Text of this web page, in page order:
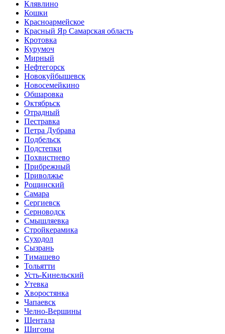
Клявлино
Кошки
Красноармейское
Красный Яр Самарская область
Кротовка
Курумоч
Мирный
Нефтегорск
Новокуйбышевск
Новосемейкино
Обшаровка
Октябрьск
Отрадный
Пестравка
Петра Дубрава
Подбельск
Подстепки
Похвистнево
Прибрежный
Приволжье
Рощинский
Самара
Сергиевск
Серноводск
Смышляевка
Стройкерамика
Суходол
Сызрань
Тимашево
Тольятти
Усть-Кинельский
Утевка
Хворостянка
Чапаевск
Челно-Вершины
Шентала
Шигоны